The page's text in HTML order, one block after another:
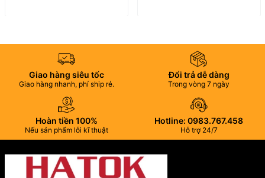
Giao hàng siêu tốc
Giao hàng nhanh, phí ship rẻ.
Đổi trả dễ dàng
Trong vòng 7 ngày
Hoàn tiền 100%
Nếu sản phẩm lỗi kĩ thuật
Hotline: 0983.767.458
Hỗ trợ 24/7